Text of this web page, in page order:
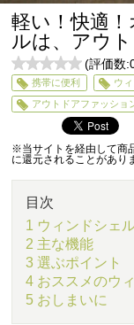
軽い！快適
ルは、アウ
0
5
(評価数:
携帯に便利 ウ
アウトドアファッショ
※当サイトを経由して商
に還元されることがあり
目次
1 ウィンドシェ
2 主な機能
3 選ぶポイント
4 おススメのウ
5 おしまいに